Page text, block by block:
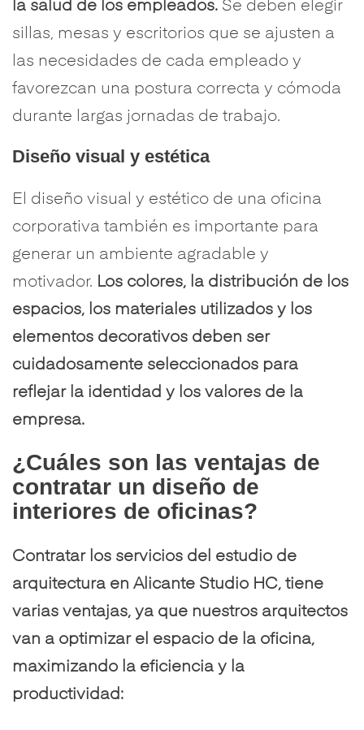
la salud de los empleados. Se deben elegir
sillas, mesas y escritorios que se ajusten a
las necesidades de cada empleado y
favorezcan una postura correcta y cómoda
durante largas jornadas de trabajo.
Diseño visual y estética
El diseño visual y estético de una oficina
corporativa también es importante para
generar un ambiente agradable y
motivador. Los colores, la distribución de los
espacios, los materiales utilizados y los
elementos decorativos deben ser
cuidadosamente seleccionados para
reflejar la identidad y los valores de la
empresa.
¿Cuáles son las ventajas de
contratar un diseño de
interiores de oficinas?
Contratar los servicios del estudio de
arquitectura en Alicante Studio HC, tiene
varias ventajas, ya que nuestros arquitectos
van a optimizar el espacio de la oficina,
maximizando la eficiencia y la
productividad: